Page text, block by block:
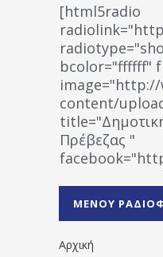
[html5radio
bcolor="ffffff"
image="http://
content/
Πρέβεζας "
ΜΕΝΟΥ
Αρχική